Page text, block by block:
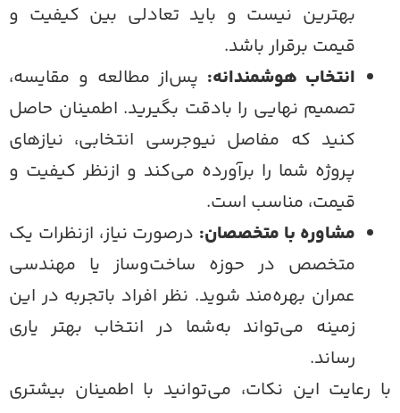
بهترین نیست و باید تعادلی بین کیفیت و
قیمت برقرار باشد.
انتخاب هوشمندانه:پس‌از مطالعه و مقایسه،
تصمیم نهایی را بادقت بگیرید. اطمینان حاصل
کنید که مفاصل نیوجرسی انتخابی، نیاز‌های
پروژه شما را برآورده می‌کند و ازنظر کیفیت و
قیمت، مناسب است.
مشاوره با متخصصان:درصورت نیاز، ازنظرات یک
متخصص در حوزه ساخت‌و‌ساز یا مهندسی
عمران بهره‌مند شوید. نظر افراد با‌تجربه در این
زمینه می‌تواند به‌شما در انتخاب بهتر یاری
رساند.
رعایت این نکات، می‌توانید با اطمینان بیشتری